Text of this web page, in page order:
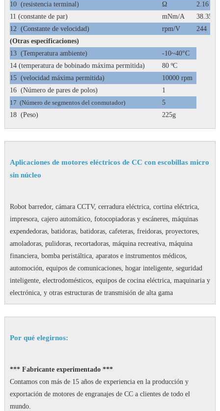
10 (resistencia terminal) Ω
2.16
11 (constante de par)
mNm/A
38.35
12 (Constante de velocidad) rpm/V
244
(Otras especificaciones)
13 (Temperatura ambiente)
-10~40°C
14 (temperatura de bobinado máxima permitida)
80 ºC
15 (velocidad máxima permitida)
10000 rpm
16 (Número de pares de polos)
1
17 (Número de segmentos del conmutador)
5
18 (Peso) 225g
Aplicaciones de motores eléctricos de CC con escobillas micro
sin núcleo
Robot barredor, cámara CCTV, cerradura eléctrica, cortina eléctrica,
impresora, cajero automático, fotocopiadoras y escáneres, máquinas
expendedoras, batidoras, batidoras, cafeteras, freidoras, proyectores,
amoladoras, pulidoras, recortadoras, máquina recreativa, máquina
financiera, bomba peristáltica, aparatos e instrumentos médicos,
automoción, equipos de comunicaciones, hogar inteligente, seguridad
inteligente, electrodomésticos, equipos de cocina eléctrica, maquinaria y
electrónica, y otras estructuras de transmisión de alta gama
Por qué elegirnos:
*** Fabricante experimentado ***
Contamos con más de 15 años de experiencia en la producción y
exportación de motores de engranajes de CC a clientes de todo el
mundo.